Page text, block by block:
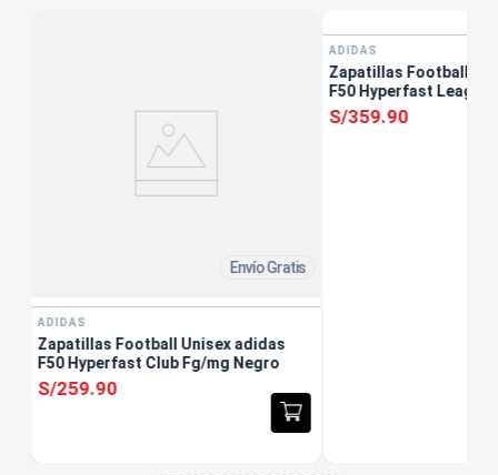
Envío Gratis
ADIDAS
Zapatillas Football Unisex adidas
F50 Hyperfast Club Fg/mg Negro
S/259.90
ADIDAS
Zapatillas Football
F50 Hyperfast League
S/359.90